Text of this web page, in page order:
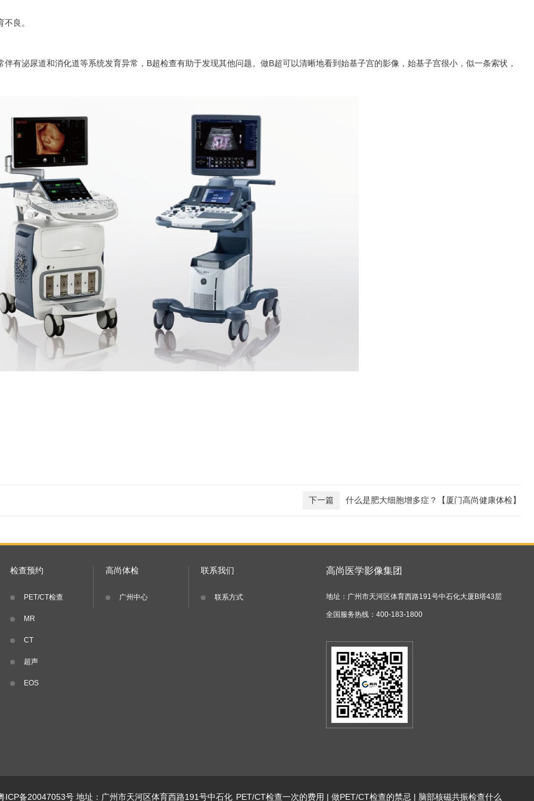
良。
有泌尿道和消化道等系统发育异常，B超检查有助于发现其他问题。做B超可以清晰地看到始基子宫的影像，始基子宫很小，似一条索状，
下一篇 什么是肥大细胞增多症？【厦门高尚健康体检】
高尚医学影像集团
地址：广州市天河区体育西路191号中石化大厦B塔43层
全国服务热线：400-183-1800
检查预约
PET/CT检查
MR
CT
超声
EOS
高尚体检
广州中心
联系我们
联系方式
PET/CT检查一次的费用 |做PET/CT检查的禁忌 | 脑部核磁共振检查什么
ICP备20047053号地址：广州市天河区体育西路191号中石化